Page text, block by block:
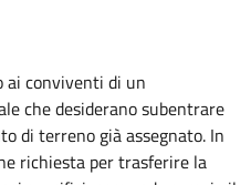
ai conviventi di un
che desiderano subentrare
di terreno già assegnato. In
richiesta per trasferire la